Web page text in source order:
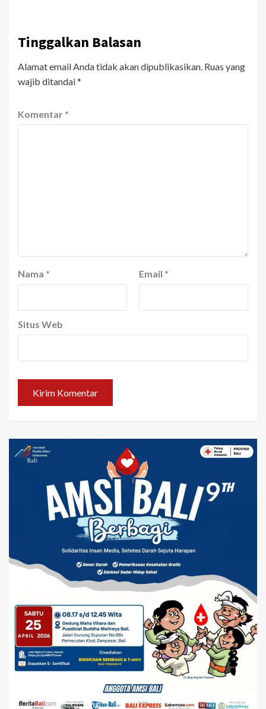
Tinggalkan Balasan
Alamat email Anda tidak akan dipublikasikan. Ruas yang
wajib ditandai*
Komentar *
Nama * Email *
Situs Web